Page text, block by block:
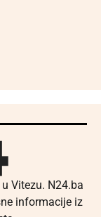
Vitezu. N24.ba
informacije iz